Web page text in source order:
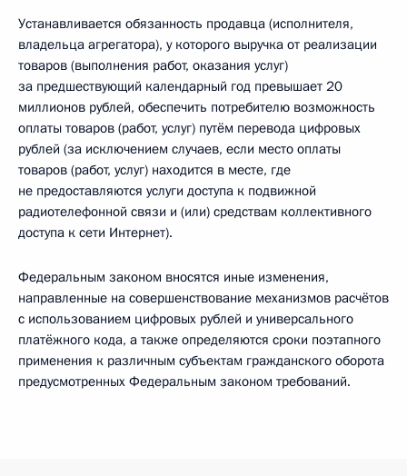
Устанавливается обязанность продавца (исполнителя,
владельца агрегатора), у которого выручка от реализации
товаров (выполнения работ, оказания услуг)
за предшествующий календарный год превышает 20
миллионов рублей, обеспечить потребителю возможность
оплаты товаров (работ, услуг) путём перевода цифровых
рублей (за исключением случаев, если место оплаты
товаров (работ, услуг) находится в месте, где
не предоставляются услуги доступа к подвижной
радиотелефонной связи и (или) средствам коллективного
доступа к сети Интернет).
Федеральным законом вносятся иные изменения,
направленные на совершенствование механизмов расчётов
с использованием цифровых рублей и универсального
платёжного кода, а также определяются сроки поэтапного
применения к различным субъектам гражданского оборота
предусмотренных Федеральным законом требований.